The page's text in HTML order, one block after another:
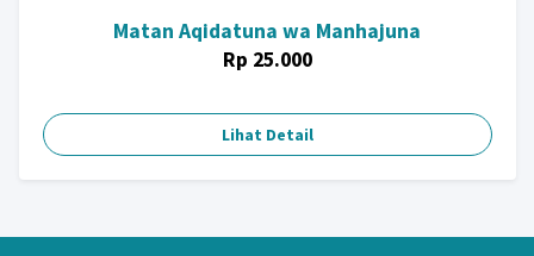
Matan Aqidatuna wa Manhajuna
Rp 25.000
Lihat Detail